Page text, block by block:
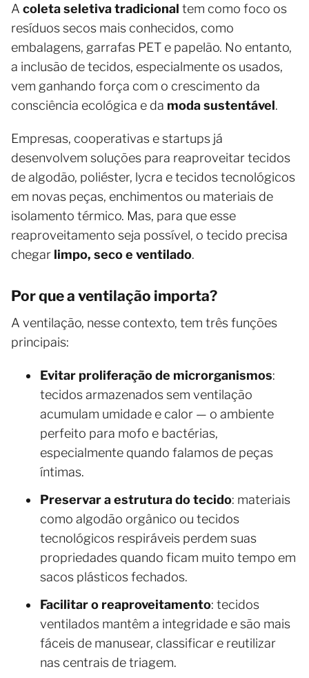
A coleta seletiva tradicional tem como foco os
resíduos secos mais conhecidos, como
embalagens, garrafas PET e papelão. No entanto,
a inclusão de tecidos, especialmente os usados,
vem ganhando força com o crescimento da
consciência ecológica e da moda sustentável.
Empresas, cooperativas e startups já
desenvolvem soluções para reaproveitar tecidos
de algodão, poliéster, lycra e tecidos tecnológicos
em novas peças, enchimentos ou materiais de
isolamento térmico. Mas, para que esse
reaproveitamento seja possível, o tecido precisa
chegar limpo, seco e ventilado.
Por que a ventilação importa?
A ventilação, nesse contexto, tem três funções
principais:
Evitar proliferação de microrganismos:
tecidos armazenados sem ventilação
acumulam umidade e calor — o ambiente
perfeito para mofo e bactérias,
especialmente quando falamos de peças
íntimas.
Preservar a estrutura do tecido: materiais
como algodão orgânico ou tecidos
tecnológicos respiráveis perdem suas
propriedades quando ficam muito tempo em
sacos plásticos fechados.
Facilitar o reaproveitamento: tecidos
ventilados mantêm a integridade e são mais
fáceis de manusear, classificar e reutilizar
nas centrais de triagem.